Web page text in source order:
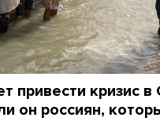
привести кризис в
он россиян,